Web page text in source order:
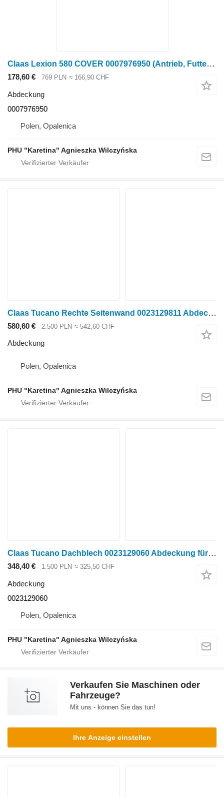
Claas Lexion 580 COVER 0007976950 (Antrieb, Futterregal, Abdeckung) für Claas Lexion 580 Getreideernter
178,60 € 769 PLN ≈ 166,90 CHF
Abdeckung
0007976950
Polen, Opalenica
PHU "Karetina" Agnieszka Wilczyńska
Claas Tucano Rechte Seitenwand 0023129811 Abdeckung für Claas
580,60 € 2.500 PLN ≈ 542,60 CHF
Abdeckung
Polen, Opalenica
PHU "Karetina" Agnieszka Wilczyńska
Claas Tucano Dachblech 0023129060 Abdeckung für Claas Tucano
348,40 € 1.500 PLN ≈ 325,50 CHF
Abdeckung
0023129060
Polen, Opalenica
PHU "Karetina" Agnieszka Wilczyńska
Verkaufen Sie Maschinen oder
Fahrzeuge?
Mit uns - können Sie das tun!
Ihre Anzeige einstellen